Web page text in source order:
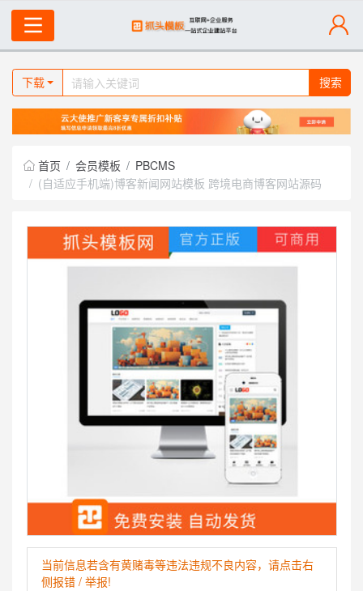
下载 搜索
首页 会员模板
PBCMS
(自适应手机端)博客新闻网站模板 跨境电商博客网站源码
当前信息若含有黄赌毒等违法违规不良内容，请点击右
侧报错 / 举报!